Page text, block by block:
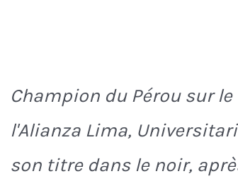
Champion du Pérou sur
l'Alianza Lima,
son titre dans le noir,